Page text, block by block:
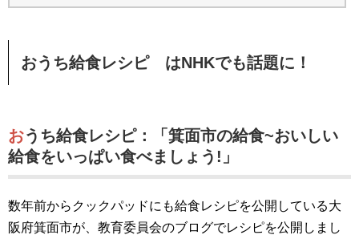
おうち給食レシピ はNHKでも話題に！
おうち給食レシピ：「箕面市の給食~おいしい
給食をいっぱい食べましょう!」
数年前からクックパッドにも給食レシピを公開している大
阪府箕面市が、教育委員会のブログでレシピを公開しまし